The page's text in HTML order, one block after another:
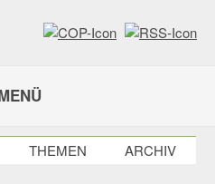
THEMEN ARCHIV